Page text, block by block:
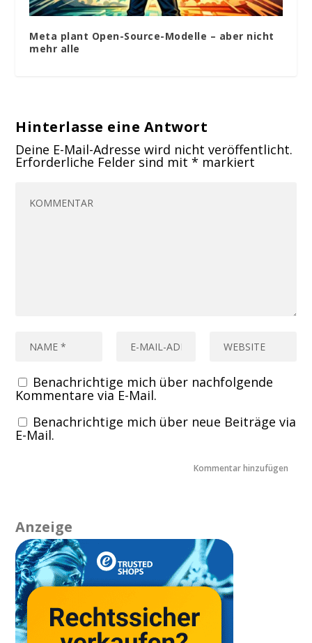
Meta plant Open-Source-Modelle – aber nicht
mehr alle
Hinterlasse eine Antwort
Deine E-Mail-Adresse wird nicht veröffentlicht.
Erforderliche Felder sind mit* markiert
Benachrichtige mich über nachfolgende
Kommentare via E-Mail.
Benachrichtige mich über neue Beiträge via
E-Mail.
Anzeige